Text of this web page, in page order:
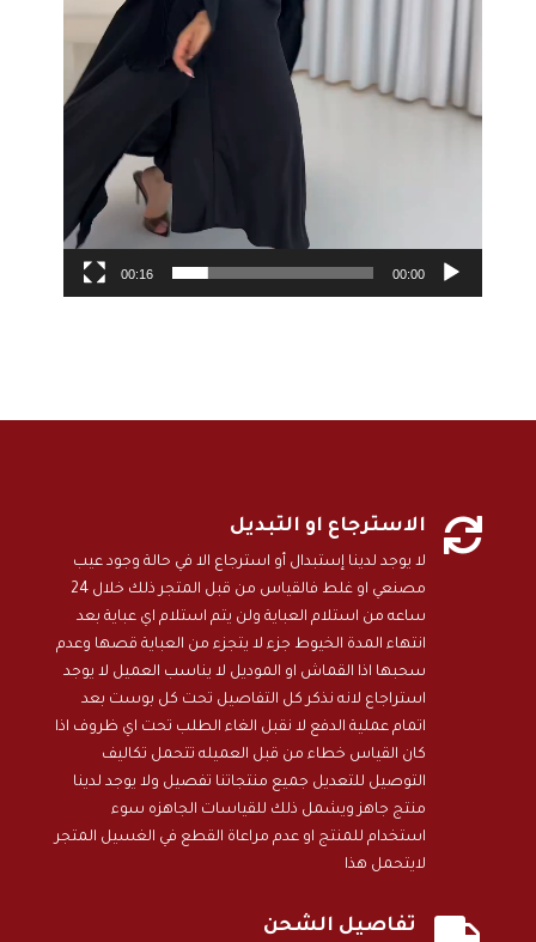
00:00
00:16
 الاسترجاع او التبديل
لا يوجد لدينا إستبدال أو استرجاع الا في حالة وجود عيب
مصنعي او غلط فالقياس من قبل المتجر ذلك خلال 24
ساعه من استلام العباية ولن يتم استلام اي عباية بعد
انتهاء المدة الخيوط جزء لا يتجزء من العباية قصها وعدم
سحبها اذا القماش او الموديل لا يناسب العميل لا يوجد
استراجاع لانه نذكر كل التفاصيل تحت كل بوست بعد
اتمام عملية الدفع لا نقبل الغاء الطلب تحت اي ظروف اذا
كان القياس خطاء من قبل العميله تتحمل تكاليف
التوصيل للتعديل جميع منتجاتنا تفصيل ولا يوجد لدينا
منتج جاهز ويشمل ذلك للقياسات الجاهزه سوء
استخدام للمنتج او عدم مراعاة القطع في الغسيل المتجر
لايتحمل هذا
تفاصيل الشحن